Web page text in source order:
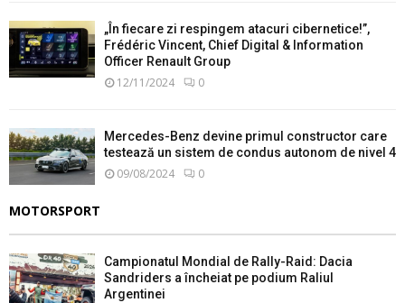
„În fiecare zi respingem atacuri cibernetice!”,
Frédéric Vincent, Chief Digital & Information
Officer Renault Group
12/11/2024 0
Mercedes-Benz devine primul constructor care
testează un sistem de condus autonom de nivel 4
09/08/2024 0
MOTORSPORT
Campionatul Mondial de Rally-Raid: Dacia
Sandriders a încheiat pe podium Raliul
Argentinei